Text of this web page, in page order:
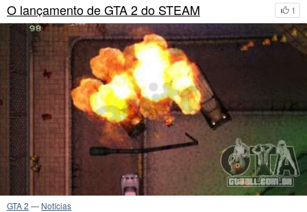
1
O lançamento de GTA 2 do STEAM
GTA 2 — Notícias